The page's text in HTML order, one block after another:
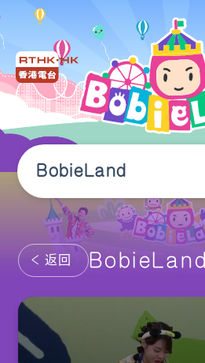
BobieLand
返回 BobieLand